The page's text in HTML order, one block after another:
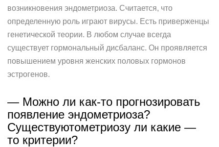
возникновения эндометриоза. Считается, что
определенную роль играют вирусы. Есть приверженцы
генетической теории. В любом случае всегда
существует гормональный дисбаланс. Он проявляется
повышением уровня женских половых гормонов
эстрогенов.
— Можно ли как-то прогнозировать
появление эндометриоза?
Существуютометриозу ли какие —
то критерии?